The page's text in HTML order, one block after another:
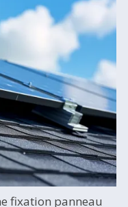
fixation panneau